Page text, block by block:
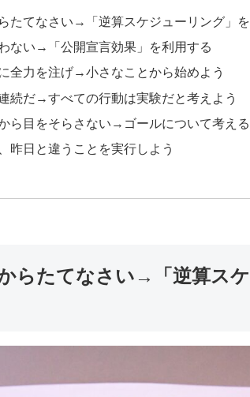
たてなさい→「逆算スケジューリング」
ない→「公開宣言効果」を利用する
全力を注げ→小さなことから始めよう
続だ→すべての行動は実験だと考えよう
ら目をそらさない→ゴールについて考え
日と違うことを実行しよう
らたてなさい→「逆算スケ